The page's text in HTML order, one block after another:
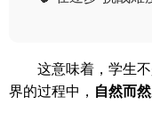
这意味着，学生
界的过程中， 自然而